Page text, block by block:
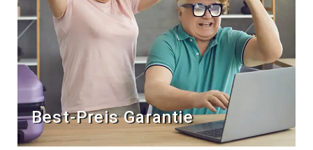
Best-Preis Garantie